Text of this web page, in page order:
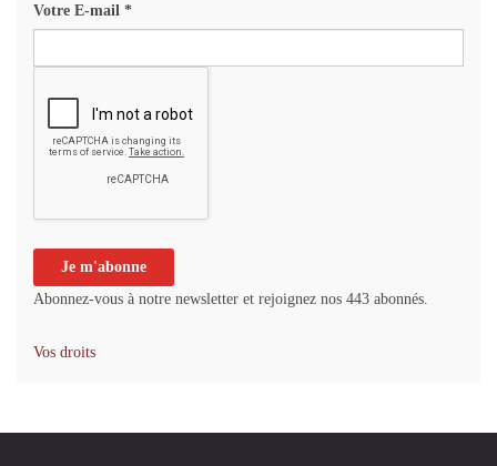
Votre E-mail *
Abonnez-vous à notre newsletter et rejoignez nos 443 abonnés.
Vos droits